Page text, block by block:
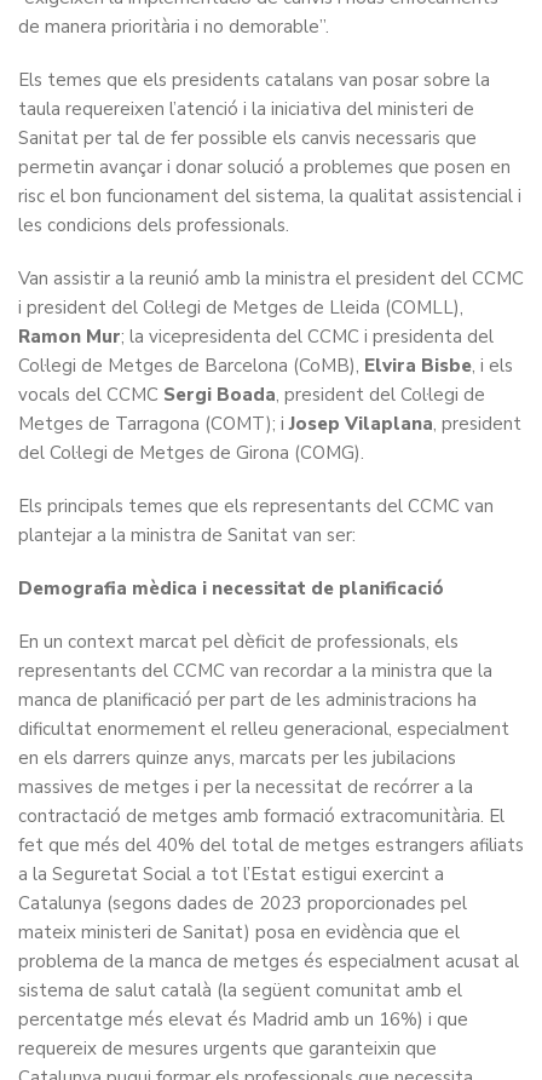
de manera prioritària i no demorable”.
Els temes que els presidents catalans van posar sobre la
taula requereixen l’atenció i la iniciativa del ministeri de
Sanitat per tal de fer possible els canvis necessaris que
permetin avançar i donar solució a problemes que posen en
risc el bon funcionament del sistema, la qualitat assistencial i
les condicions dels professionals.
Van assistir a la reunió amb la ministra el president del CCMC
i president del Col·legi de Metges de Lleida (COMLL),
Ramon Mur; la vicepresidenta del CCMC i presidenta del
Col·legi de Metges de Barcelona (CoMB), Elvira Bisbe, i els
vocals del CCMC Sergi Boada, president del Col·legi de
Metges de Tarragona (COMT); iJosep Vilaplana, president
del Col·legi de Metges de Girona (COMG).
Els principals temes que els representants del CCMC van
plantejar a la ministra de Sanitat van ser:
Demografia mèdica i necessitat de planificació
En un context marcat pel dèficit de professionals, els
representants del CCMC van recordar a la ministra que la
manca de planificació per part de les administracions ha
dificultat enormement el relleu generacional, especialment
en els darrers quinze anys, marcats per les jubilacions
massives de metges i per la necessitat de recórrer a la
contractació de metges amb formació extracomunitària. El
fet que més del 40% del total de metges estrangers afiliats
a la Seguretat Social a tot l’Estat estigui exercint a
Catalunya (segons dades de 2023 proporcionades pel
mateix ministeri de Sanitat) posa en evidència que el
problema de la manca de metges és especialment acusat al
sistema de salut català (la següent comunitat amb el
percentatge més elevat és Madrid amb un 16%) i que
requereix de mesures urgents que garanteixin que